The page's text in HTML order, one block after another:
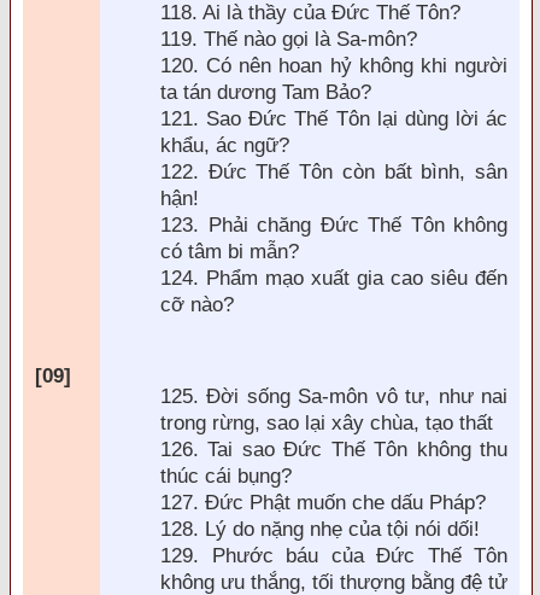
118. Ai là thầy của Đức Thế Tôn?
119. Thế nào gọi là Sa-môn?
120. Có nên hoan hỷ không khi người
ta tán dương Tam Bảo?
121. SaoĐức Thế Tôn lại dùng lời ác
khẩu, ác ngữ?
122. Đức Thế Tôn còn bất bình, sân
hận!
123. Phải chăng Đức Thế Tôn không
có tâm bi mẫn?
124. Phẩm mạo xuất gia cao siêu đến
cỡ nào?
[09]
125.Đời sống Sa-môn vô tư, như nai
trong rừng, sao lại xây chùa, tạo thất
126. Tai saoĐức Thế Tôn không thu
thúc cái bụng?
127. Đức Phật muốn che dấu Pháp?
128. Lý do nặng nhẹ của tội nói dối!
129. Phước báu của Đức Thế Tôn
không ưu thắng, tối thượng bằng đệ tử